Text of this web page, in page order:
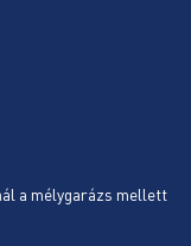
a mélygarázs mellett